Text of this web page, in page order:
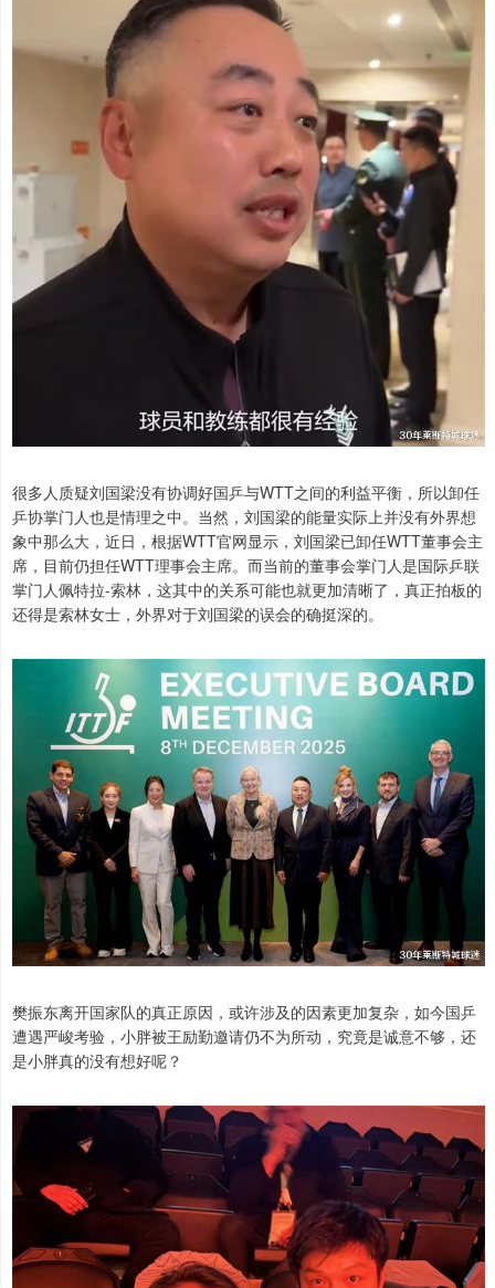
很多人质疑刘国梁没有协调好国乒与WTT之间的利益平衡，所以卸任
乒协掌门人也是情理之中。当然，刘国梁的能量实际上并没有外界想
象中那么大，近日，根据WTT官网显示，刘国梁已卸任WTT董事会主
席，目前仍担任WTT理事会主席。而当前的董事会掌门人是国际乒联
掌门人佩特拉-索林，这其中的关系可能也就更加清晰了，真正拍板的
还得是索林女士，外界对于刘国梁的误会的确挺深的。
樊振东离开国家队的真正原因，或许涉及的因素更加复杂，如今国乒
遭遇严峻考验，小胖被王励勤邀请仍不为所动，究竟是诚意不够，还
是小胖真的没有想好呢？